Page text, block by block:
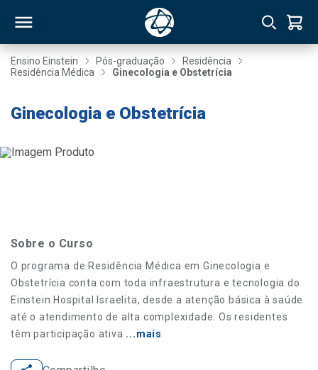
Ensino Einstein Pós-graduação
Residência
Residência Médica
Ginecologia e Obstetrícia
Ginecologia e Obstetrícia
Sobre o Curso
O programa de Residência Médica em Ginecologia e
Obstetrícia conta com toda infraestrutura e tecnologia do
Einstein Hospital Israelita, desde a atenção básica à saúde
até o atendimento de alta complexidade. Os residentes
têm participação ativa ...mais